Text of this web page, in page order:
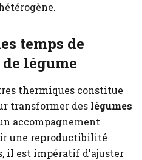
temps de
légume
thermiques constitue
transformer des légumes
accompagnement
une reproductibilité
il est impératif d'ajuster